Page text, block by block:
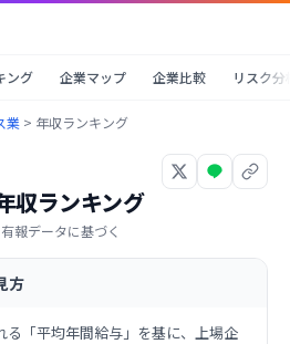
ング 企業マップ 企業比較 リスク分
業 > 年収ランキング
収ランキング
報データに基づく
方
る「平均年間給与」を基に、上場企